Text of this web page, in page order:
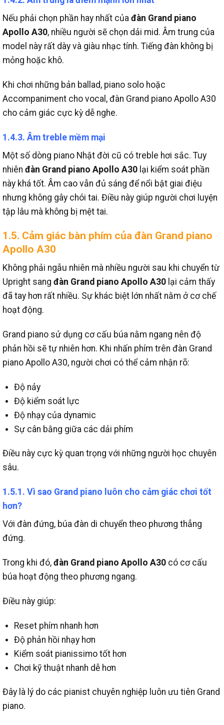
Nếu phải chọn phần hay nhất của đàn Grand piano
Apollo A30, nhiều người sẽ chọn dải mid. Âm trung của
model này rất dày và giàu nhạc tính. Tiếng đàn không bị
mỏng hoặc khô.
Khi chơi những bản ballad, piano solo hoặc
Accompaniment cho vocal, đàn Grand piano Apollo A30
cho cảm giác cực kỳ dễ nghe.
1.4.3. Âm treble mềm mại
Một số dòng piano Nhật đời cũ có treble hơi sắc. Tuy
nhiên đàn Grand piano Apollo A30 lại kiểm soát phần
này khá tốt. Âm cao vẫn đủ sáng để nổi bật giai điệu
nhưng không gây chói tai. Điều này giúp người chơi luyện
tập lâu mà không bị mệt tai.
1.5. Cảm giác bàn phím của đàn Grand piano
Apollo A30
Không phải ngẫu nhiên mà nhiều người sau khi chuyển từ
Upright sang đàn Grand piano Apollo A30 lại cảm thấy
đã tay hơn rất nhiều. Sự khác biệt lớn nhất nằm ở cơ chế
hoạt động.
Grand piano sử dụng cơ cấu búa nằm ngang nên độ
phản hồi sẽ tự nhiên hơn. Khi nhấn phím trên đàn Grand
piano Apollo A30, người chơi có thể cảm nhận rõ:
Độ nảy
Độ kiểm soát lực
Độ nhạy của dynamic
Sự cân bằng giữa các dải phím
Điều này cực kỳ quan trọng với những người học chuyên
sâu.
1.5.1. Vì sao Grand piano luôn cho cảm giác chơi tốt
hơn?
Với đàn đứng, búa đàn di chuyển theo phương thẳng
đứng.
Trong khi đó, đàn Grand piano Apollo A30 có cơ cấu
búa hoạt động theo phương ngang.
Điều này giúp:
Reset phím nhanh hơn
Độ phản hồi nhạy hơn
Kiểm soát pianissimo tốt hơn
Chơi kỹ thuật nhanh dễ hơn
Đây là lý do các pianist chuyên nghiệp luôn ưu tiên Grand
piano.